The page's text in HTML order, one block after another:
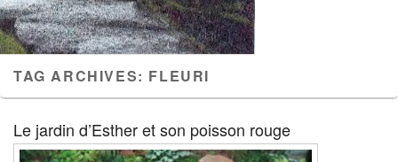
TAG ARCHIVES: FLEURI
Le jardin d’Esther et son poisson rouge